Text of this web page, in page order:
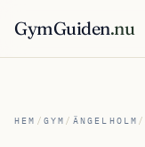
GymGuiden.nu
HEM / GYM / ÄNGELHOLM /